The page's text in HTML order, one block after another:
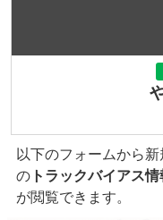
以下のフォームから
の トラックバイアス
が閲覧できます。